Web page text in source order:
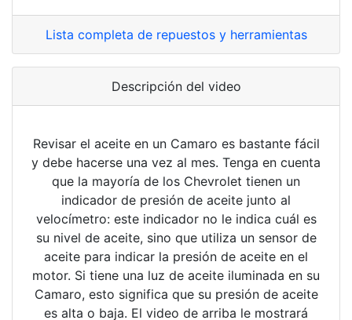
Lista completa de repuestos y herramientas
Descripción del video
Revisar el aceite en un Camaro es bastante fácil
y debe hacerse una vez al mes. Tenga en cuenta
que la mayoría de los Chevrolet tienen un
indicador de presión de aceite junto al
velocímetro: este indicador no le indica cuál es
su nivel de aceite, sino que utiliza un sensor de
aceite para indicar la presión de aceite en el
motor. Si tiene una luz de aceite iluminada en su
Camaro, esto significa que su presión de aceite
es alta o baja. El video de arriba le mostrará